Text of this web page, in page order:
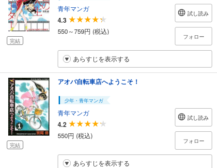
完結
青年マンガ
4.3
550～759円 (税込)
試し読み
フォロー
あらすじを表示する
完結
アオバ自転車店へようこそ！
少年・青年マンガ
青年マンガ
4.2
550円 (税込)
試し読み
フォロー
あらすじを表示する